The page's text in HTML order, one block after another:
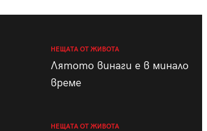
НЕЩАТА ОТ ЖИВОТА
Лятото винаги е в минало
време
НЕЩАТА ОТ ЖИВОТА